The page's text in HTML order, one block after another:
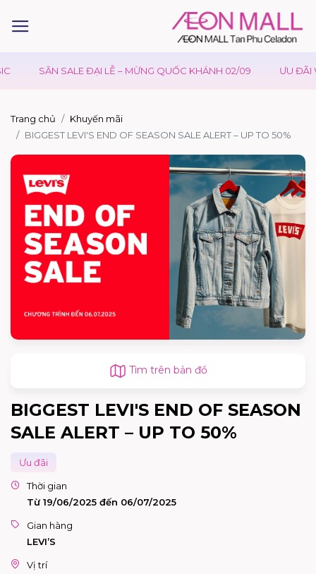
SĂN SALE ĐẠI LỄ – MỪNG QUỐC KHÁNH 02/09 ƯU ĐÃI
Trang chủ
Khuyến mãi
BIGGEST LEVI'S END OF SEASON SALE ALERT – UP TO 50%
Tìm trên bản đồ
BIGGEST LEVI'S END OF SEASON
SALE ALERT – UP TO 50%
Ưu đãi
Thời gian
Từ 19/06/2025 đến 06/07/2025
Gian hàng
LEVI’S
Vị trí